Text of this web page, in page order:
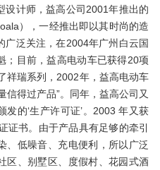
设计师，益高公司2001年推出的
），一经推出即以其时尚的造
广泛关注，在2004年广州白云国
；目前，益高电动车已获得20项
祥瑞系列，2002年，益高电动车
信得过产品”。同年，益高公司又
的‘生产许可证’。2003 年又获
证书。由于产品具有足够的牵引
、低噪音、充电便利，所以广泛
区、别墅区、度假村、花园式酒